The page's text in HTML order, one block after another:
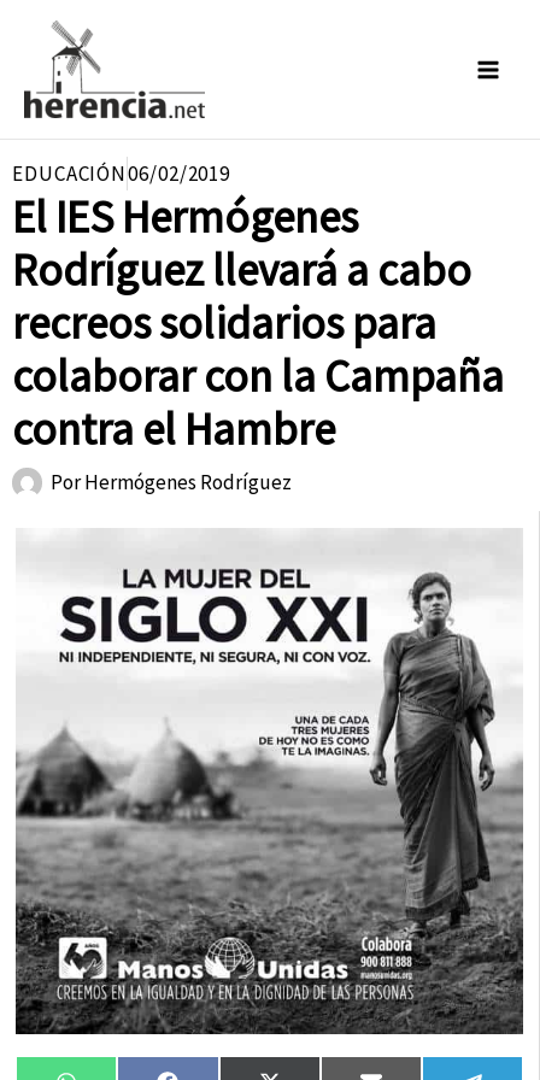
contenido
EDUCACIÓN06/02/2019
El IES Hermógenes
Rodríguez llevará a cabo
recreos solidarios para
colaborar con la Campaña
contra el Hambre
PorHermógenes Rodríguez